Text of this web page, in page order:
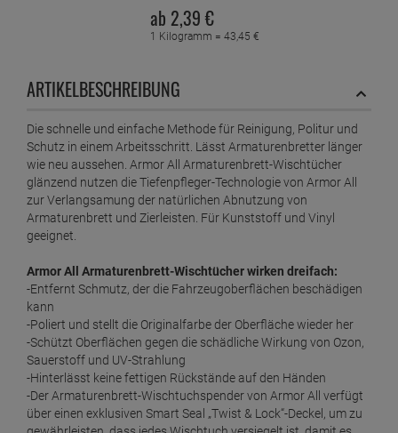
ab 2,39 €
1 Kilogramm =43,45 €
ab2,
Armor All Extra grosses Mikrofaser-Trockentuch
ab8,09€
1 Stück =8,09 €
1 Liter =12,78 €
ab5,59€
1 Liter =
Armor All Insekten Entferner 500ml
ab5,99 €
ARTIKELBESCHREIBUNG
Die schnelle und einfache Methode für Reinigung, Politur und
Schutz in einem Arbeitsschritt. Lässt Armaturenbretter länger
wie neu aussehen. Armor All Armaturenbrett-Wischtücher
glänzend nutzen die Tiefenpfleger-Technologie von Armor All
zur Verlangsamung der natürlichen Abnutzung von
Armaturenbrett und Zierleisten. Für Kunststoff und Vinyl
geeignet.
Armor All Armaturenbrett-Wischtücher wirken dreifach:
-Entfernt Schmutz, der die Fahrzeugoberflächen beschädigen
kann
-Poliert und stellt die Originalfarbe der Oberfläche wieder her
-Schützt Oberflächen gegen die schädliche Wirkung von Ozon,
Sauerstoff und UV-Strahlung
-Hinterlässt keine fettigen Rückstände auf den Händen
-Der Armaturenbrett-Wischtuchspender von Armor All verfügt
über einen exklusiven Smart Seal „Twist & Lock“-Deckel, um zu